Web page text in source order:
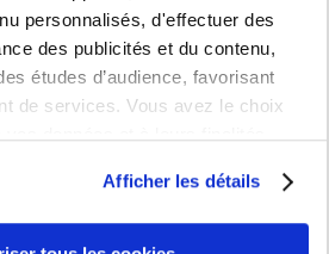
personnalisés, d'effectuer des
des publicités et du contenu,
études d’audience, favorisant
de services. Vous avez le choix
la Déclaration relative aux cookies
de confidentialité.
Afficher les détails